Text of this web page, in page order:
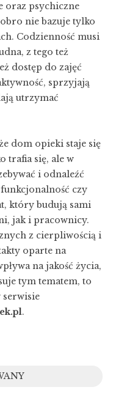
oraz psychiczne
nie bazuje tylko
Codzienność musi
z tego też
dostęp do zajęć
sprzyjają
utrzymać
dom opieki staje się
trafia się, ale w
i odnaleźć
czy
który budują sami
jak i pracownicy.
z cierpliwością i
oparte na
na jakość życia,
tym tematem, to
serwisie
.